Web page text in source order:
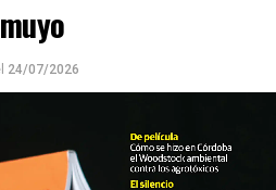
24/07/2026